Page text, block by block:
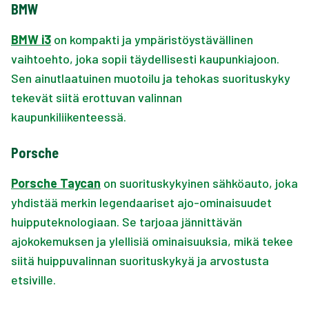
BMW
BMW i3 on kompakti ja ympäristöystävällinen
vaihtoehto, joka sopii täydellisesti kaupunkiajoon.
Sen ainutlaatuinen muotoilu ja tehokas suorituskyky
tekevät siitä erottuvan valinnan
kaupunkiliikenteessä.
Porsche
Porsche Taycan on suorituskykyinen sähköauto, joka
yhdistää merkin legendaariset ajo-ominaisuudet
huipputeknologiaan. Se tarjoaa jännittävän
ajokokemuksen ja ylellisiä ominaisuuksia, mikä tekee
siitä huippuvalinnan suorituskykyä ja arvostusta
etsiville.